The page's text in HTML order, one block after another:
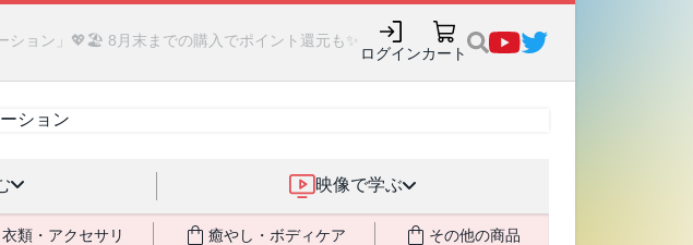
ション」💖🏖️ 8月末までの購入でポイント還元も✨
ログインカート
映像で学ぶ
衣類・アクセサリ 癒やし・ボディケア その他の商品